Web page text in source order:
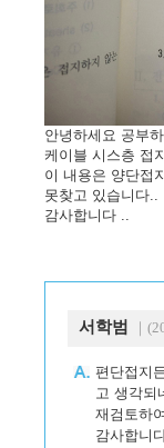
안녕하세요 공부
케이블 시스층 접
이 내용은 양단접
못찾고 있습니다..
감사합니다 ..
서학범 ｜
편단접지
고 생각되
재검토하
감사합니